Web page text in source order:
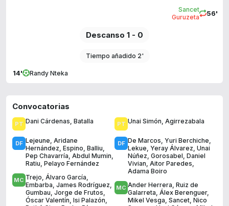
56'
Sancet
Guruzeta
Descanso 1 - 0
Tiempo añadido 2'
14' Randy Nteka
Convocatorias
Dani Cárdenas, Batalla
Lejeune, Aridane
Hernández, Espino, Balliu,
Pep Chavarría, Abdul Mumin,
Ratiu, Pelayo Fernández
Trejo, Álvaro García,
Embarba, James Rodríguez,
Gumbau, Jorge de Frutos,
Óscar Valentín, Isi Palazón,
Unai Simón, Agirrezabala
De Marcos, Yuri Berchiche,
Lekue, Yeray Álvarez, Unai
Núñez, Gorosabel, Daniel
Vivian, Aitor Paredes,
Adama Boiro
Ander Herrera, Ruiz de
Galarreta, Álex Berenguer,
Mikel Vesga, Sancet, Nico